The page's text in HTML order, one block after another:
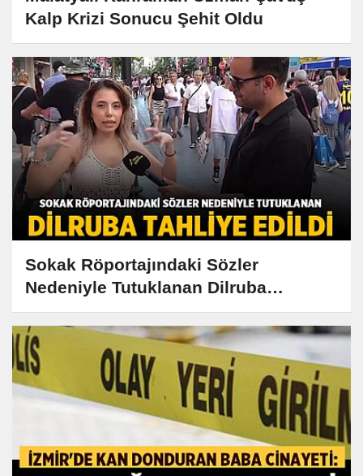
Kalp Krizi Sonucu Şehit Oldu
Sokak Röportajındaki Sözler
Nedeniyle Tutuklanan Dilruba
Kayserilioğlu Tahliye Edildi